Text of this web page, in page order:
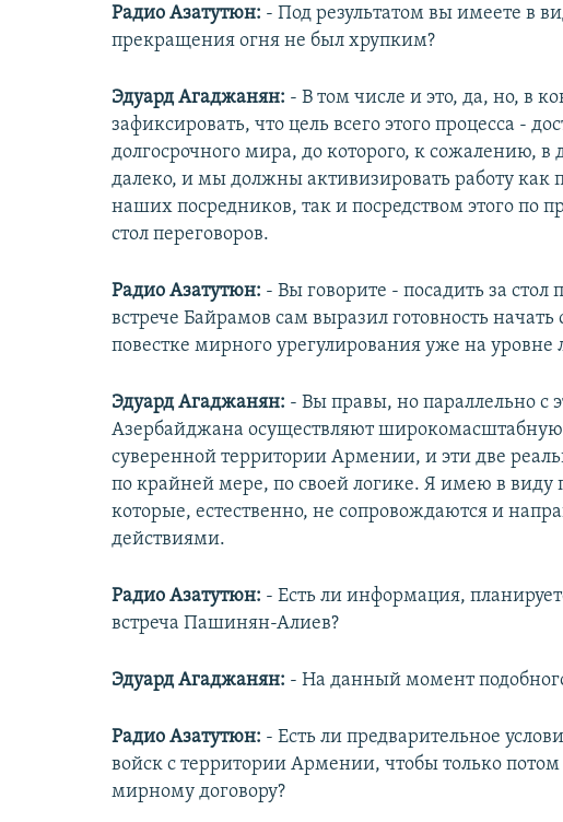
Радио Азатутюн: - Под результатом вы имеете в
прекращения огня не был хрупким?
Эдуард Агаджанян: - В том числе и это, да, но, в
зафиксировать, что цель всего этого процесса -
долгосрочного мира, до которого, к сожалению,
далеко, и мы должны активизировать работу как
наших посредников, так и посредством этого по
стол переговоров.
Радио Азатутюн: - Вы говорите - посадить за
встрече Байрамов сам выразил готовность
повестке мирного урегулирования уже на уровне
Эдуард Агаджанян: - Вы правы, но параллельно с
Азербайджана осуществляют
суверенной территории Армении, и эти две
по крайней мере, по своей логике. Я имею в виду
которые, естественно, не сопровождаются и
действиями.
Радио Азатутюн: - Есть ли информация,
встреча Пашинян-Алиев?
Эдуард Агаджанян: - На данный момент
Радио Азатутюн: - Есть ли предварительное
войск с территории Армении, чтобы только
мирному договору?